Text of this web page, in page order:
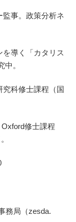
事。政策分析ネ
導く「カタリス
。
科修士課程（国
修士課程
務局（zesda.